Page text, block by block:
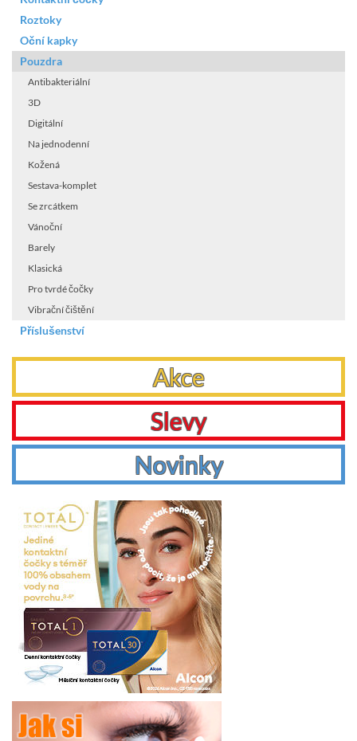
Roztoky
Oční kapky
Pouzdra
Antibakteriální
3D
Digitální
Na jednodenní
Kožená
Sestava-komplet
Se zrcátkem
Vánoční
Barely
Klasická
Pro tvrdé čočky
Vibrační čištění
Příslušenství
Akce
Slevy
Novinky